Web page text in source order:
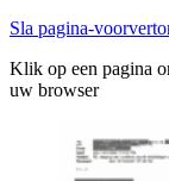
Sla pagina-
Klik op een pagina
uw browser